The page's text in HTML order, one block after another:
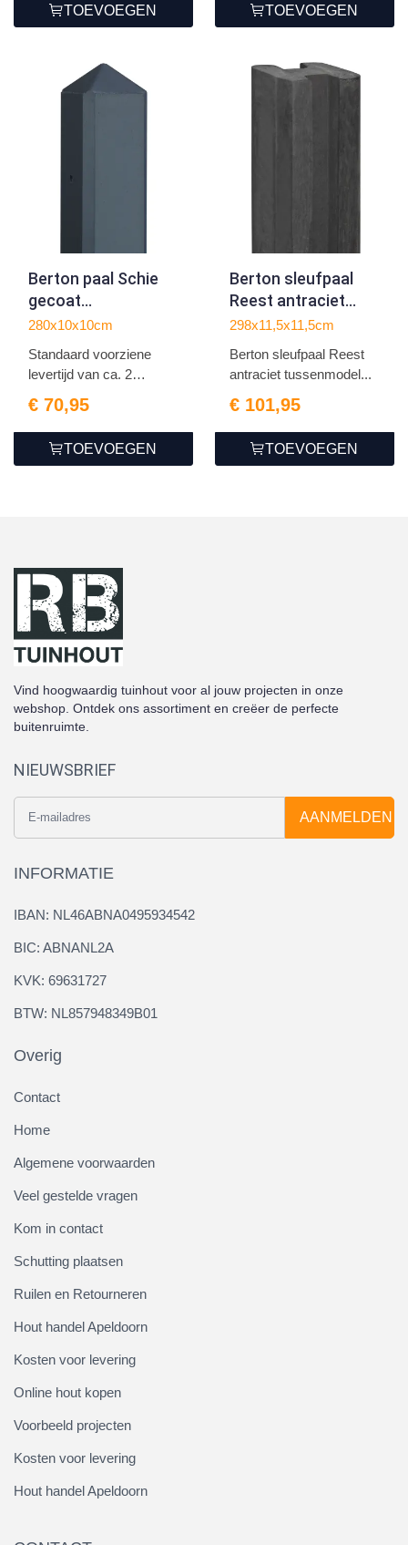
TOEVOEGEN TOEVOEGEN
Berton paal Schie
gecoat
tussenmodel 280
280x10x10cm
Standaard voorziene
levertijd van ca. 2
€ 70,95
TOEVOEGEN
Berton sleufpaal
Reest antraciet
tussenmodel 298
298x11,5x11,5cm
Berton sleufpaal Reest
antraciet tussenmodel...
€ 101,95
TOEVOEGEN
Vind hoogwaardig tuinhout voor al jouw projecten in onze
webshop. Ontdek ons assortiment en creëer de perfecte
buitenruimte.
NIEUWSBRIEF
AANMELDEN
INFORMATIE
IBAN: NL46ABNA0495934542
BIC: ABNANL2A
KVK: 69631727
BTW: NL857948349B01
Overig
Contact
Home
Algemene voorwaarden
Veel gestelde vragen
Kom in contact
Schutting plaatsen
Ruilen en Retourneren
Hout handel Apeldoorn
Kosten voor levering
Online hout kopen
Voorbeeld projecten
Kosten voor levering
Hout handel Apeldoorn